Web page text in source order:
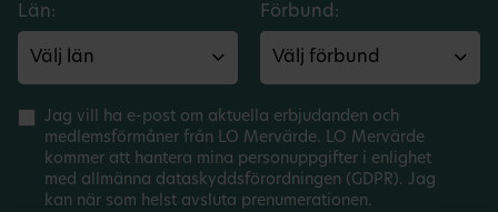
Län: Förbund:
Jag vill ha e-post om aktuella erbjudanden och
medlemsförmåner från LO Mervärde. LO Mervärde
kommer att hantera mina personuppgifter i enlighet
med allmänna dataskyddsförordningen (GDPR). Jag
kan när som helst avsluta prenumerationen.